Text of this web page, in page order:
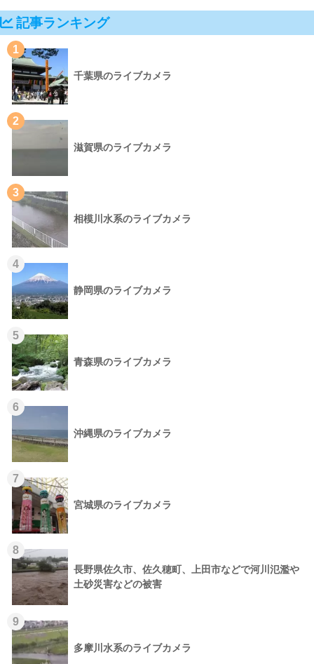
記事ランキング
1
千葉県のライブカメラ
2
滋賀県のライブカメラ
3
相模川水系のライブカメラ
4
静岡県のライブカメラ
5
青森県のライブカメラ
6
沖縄県のライブカメラ
7
宮城県のライブカメラ
8
長野県佐久市、佐久穂町、上田市などで河川氾濫や
土砂災害などの被害
9
多摩川水系のライブカメラ